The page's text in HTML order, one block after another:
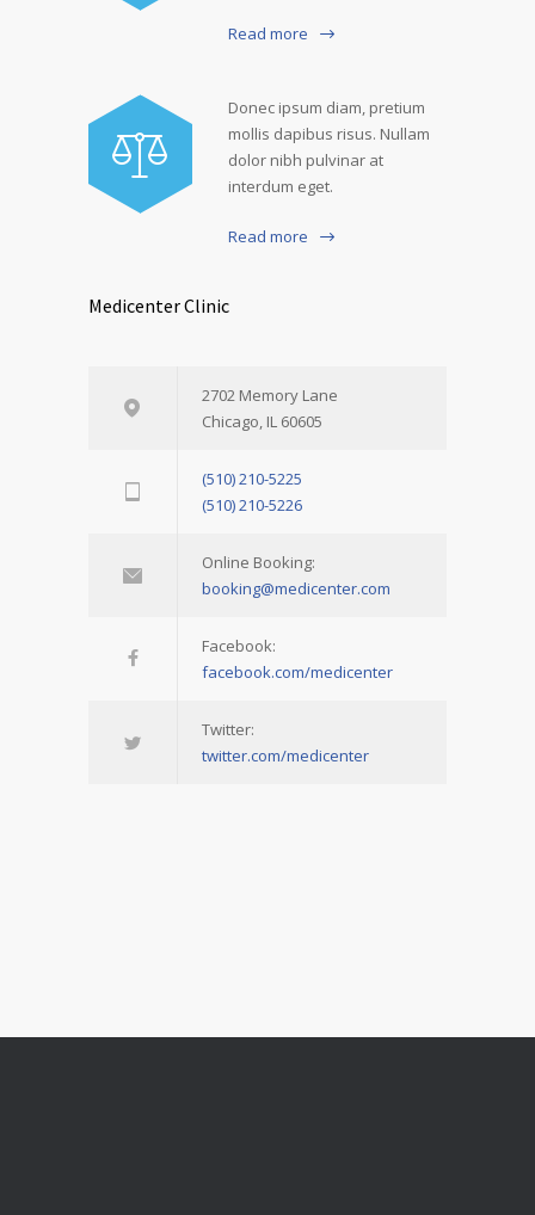
Read more
Donec ipsum diam, pretium
mollis dapibus risus. Nullam
dolor nibh pulvinar at
interdum eget.
Read more
Medicenter Clinic
2702 Memory Lane
Chicago, IL 60605
(510) 210-5225
(510) 210-5226
Online Booking:
booking@medicenter.com
Facebook:
facebook.com/medicenter
Twitter:
twitter.com/medicenter